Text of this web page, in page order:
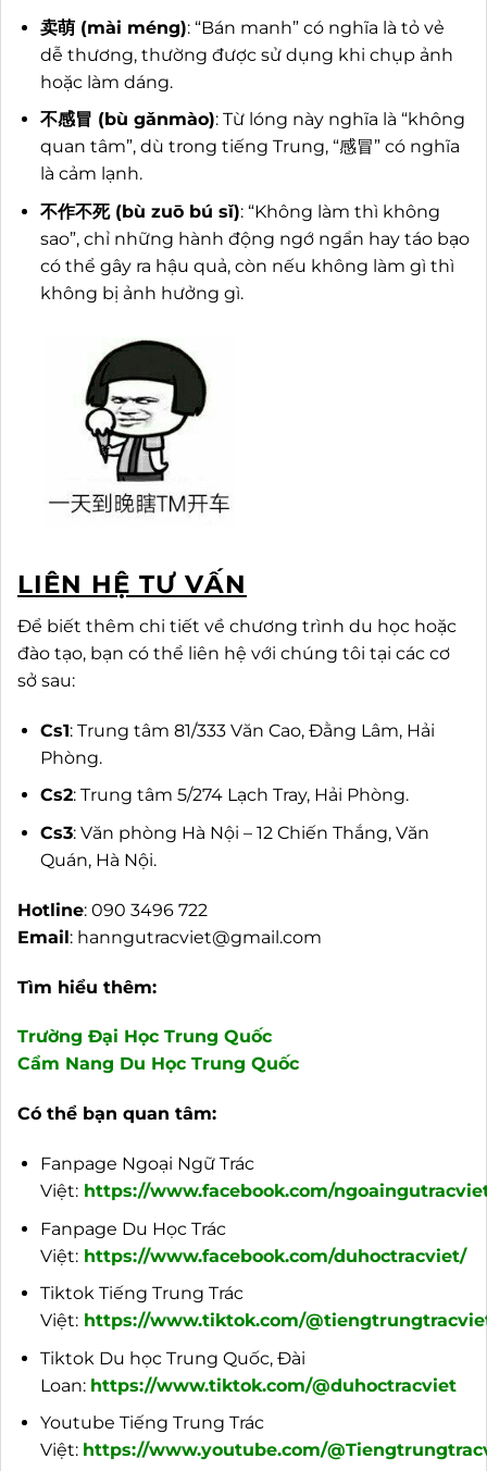
卖萌 (mài méng): “Bán manh” có nghĩa là tỏ vẻ
dễ thương, thường được sử dụng khi chụp ảnh
hoặc làm dáng.
不感冒 (bù gǎnmào): Từ lóng này nghĩa là “không
quan tâm”, dù trong tiếng Trung, “感冒” có nghĩa
là cảm lạnh.
不作不死 (bù zuō bú sǐ): “Không làm thì không
sao”, chỉ những hành động ngớ ngẩn hay táo bạo
có thể gây ra hậu quả, còn nếu không làm gì thì
không bị ảnh hưởng gì.
LIÊN HỆ TƯ VẤN
Để biết thêm chi tiết về chương trình du học hoặc
đào tạo, bạn có thể liên hệ với chúng tôi tại các cơ
sở sau:
Cs1: Trung tâm 81/333 Văn Cao, Đằng Lâm, Hải
Phòng.
Cs2: Trung tâm 5/274 Lạch Tray, Hải Phòng.
Cs3: Văn phòng Hà Nội – 12 Chiến Thắng, Văn
Quán, Hà Nội.
Hotline: 090 3496 722
Email: hanngutracviet@gmail.com
Tìm hiểu thêm:
Trường Đại Học Trung Quốc
Cẩm Nang Du Học Trung Quốc
Có thể bạn quan tâm:
Fanpage Ngoại Ngữ Trác
Việt: https://www.facebook.com/
Fanpage Du Học Trác
Việt: https://www.facebook.com/duhoctracviet/
Tiktok Tiếng Trung Trác
Việt: https://www.tiktok.com/
Tiktok Du học Trung Quốc, Đài
Loan: https://www.tiktok.com/@duhoctracviet
Youtube Tiếng Trung Trác
Việt: https://www.youtube.com/